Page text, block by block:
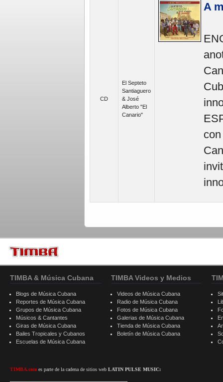
CD
El Septeto
Santiaguero
& José
Alberto "El
Canario"
A
TIMBA & Música Cubana
Blogs de Música Cubana
Reportes de Música Cubana
Grupos de Música Cubana
Músicos & Cantantes
Giras de Música Cubana
Bailes Tropicales y Cubanos
Escuelas de Música Cubana
TIMBA.com es parte de la cadena de sitios web LATIN PULSE MUSIC:
TIMBA Videos y Medios
Videos de Música Cubana
Radio de Música Cubana
Fotos de Música Cubana
Galerias de Música Cubana
Tienda de Música Cubana
Boletín de Música Cubana